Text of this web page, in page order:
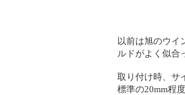
以前は旭のウイ
ルドがよく似合
取り付け時、サ
標準の20mm程